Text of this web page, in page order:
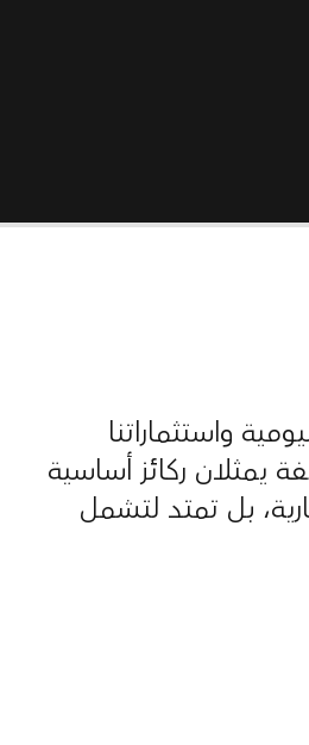
واستثماراتنا
يمثلان ركائز أساسية
بل تمتد لتشمل